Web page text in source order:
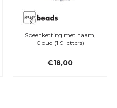
Speenketting met naam,
Cloud (1-9 letters)
€18,00